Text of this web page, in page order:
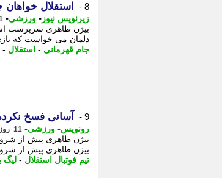
8 - استقلال
زیرنویس نیوز - ورزشی- 11 روز
بیژن طاهری سرپرست
دلمان می خواست که
جام قهرمانی - استقلال -
9 - آسانی فسخ
رونویس- ورزشی- 11 روز پیش - چهارشنبه 7 مرداد 1405، 04:54
بیژن طاهری پیش از
بیژن طاهری پیش از
تیم فوتبال استقلال - لیگ